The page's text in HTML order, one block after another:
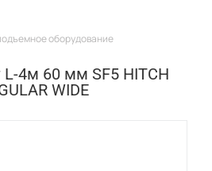
оборудование
4м 60 мм SF5 HITCH
WIDE